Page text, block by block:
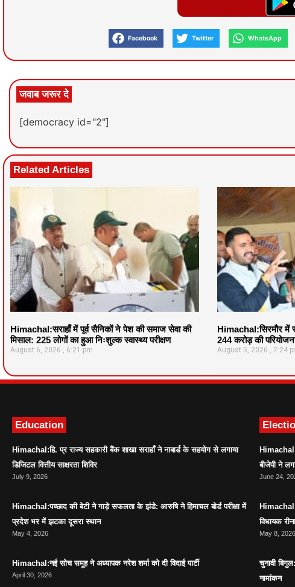
Facebook Twitter WhatsApp
जवाब जरूर दे
[democracy id="2"]
Related Articles
Himachal:सराहाँ में पूर्व सैनिकों ने पेश की समाज सेवा की
मिसाल: 225 लोगों का हुआ निःशुल्क स्वास्थ्य परीक्षण
August 6, 2026 6:21 pm
Himachal:सिरमौर में
244 करोड़ की
August 5, 2026 7:24
Education
Himachal:हि. प्र राज्य सहकारी बैंक शाखा सराहाँ ने नाबार्ड के सहयोग से लगाया
डिजिटल वित्तीय साक्षरता शिविर
July 9, 2026
Himachal:पच्छाद की बेटी ने गाड़े सफलता के झंडे: आरुषि ने हिमाचल बोर्ड परीक्षा में
प्रदेश भर में झटका दूसरा स्थान
May 4, 2026
Himachal:नई सोच समूह ने अध्यापक नरेश शर्मा को दी विदाई पार्टी
April 30, 2026
Himachal:-
बीजेपी ने
June 24,
विधायक
May 8, 2026
चुनावी
नामांकन